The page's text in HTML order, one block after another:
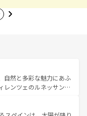
自然と多彩な魅力にあふ
レンツェのルネッサンス
やアマルフィ海岸の絶
観光の合間には、本場の